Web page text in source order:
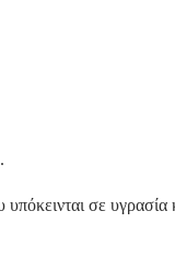
σε υγρασία